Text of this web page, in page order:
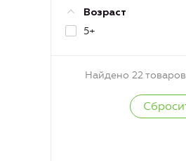
Возраст
5+
Найдено 22 товаров